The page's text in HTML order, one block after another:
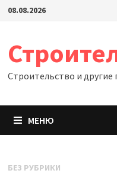
Перейти
08.08.2026
Строительство и другие
МЕНЮ
БЕЗ РУБРИКИ